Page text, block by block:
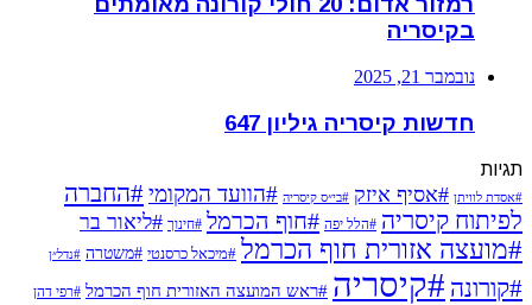
בקיסריה
נובמבר 21, 2025
חדשות קיסריה גיליון 647
תגיות
#אסדת לוויתן #אסיף איזק #בי״ס קיסריה #הוועד המקומי#החברה
לפיתוח קיסריה #הלל יפה #חוף הכרמל #חינוך #ליאור בר
#מועצה אזורית חוף הכרמל #מיכאל כרסנטי #משטרה #נדל״ן
#קורונה #קיסריה #ראש המועצה האזורית חוף הכרמל #רפי דהן